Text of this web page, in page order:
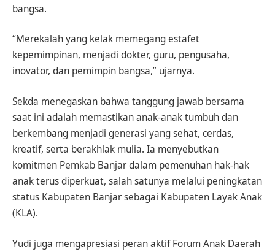
bangsa.
“Merekalah yang kelak memegang estafet
kepemimpinan, menjadi dokter, guru, pengusaha,
inovator, dan pemimpin bangsa,” ujarnya.
Sekda menegaskan bahwa tanggung jawab bersama
saat ini adalah memastikan anak-anak tumbuh dan
berkembang menjadi generasi yang sehat, cerdas,
kreatif, serta berakhlak mulia. Ia menyebutkan
komitmen Pemkab Banjar dalam pemenuhan hak-hak
anak terus diperkuat, salah satunya melalui peningkatan
status Kabupaten Banjar sebagai Kabupaten Layak Anak
(KLA).
Yudi juga mengapresiasi peran aktif Forum Anak Daerah